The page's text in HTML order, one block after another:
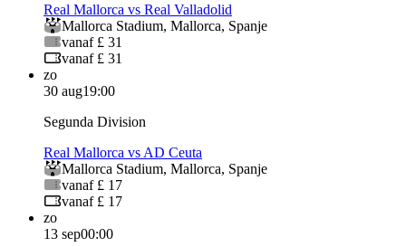
Real Mallorca vs Real Valladolid
Mallorca Stadium, Mallorca, Spanje
vanaf £ 31
vanaf £ 31
zo
30 aug19:00
Segunda Division
Real Mallorca vs AD Ceuta
Mallorca Stadium, Mallorca, Spanje
vanaf £ 17
vanaf £ 17
zo
13 sep00:00